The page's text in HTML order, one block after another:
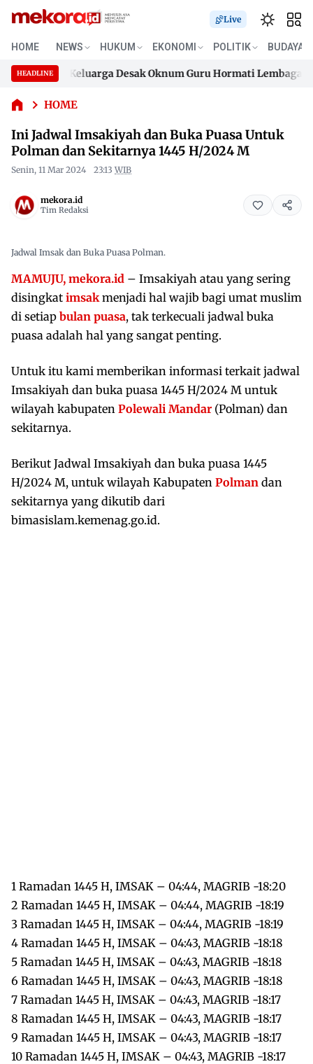
Live
HOME NEWS HUKUM EKONOMI POLITIK BUDAYA
HEADLINE
Baik, Keluarga Desak Oknum Guru Hormati Lembaga
Baik, Keluarga Desak Oknum Guru Hormati Lembaga
HOME
Imsakiyah
dan Buka
Puasa
Polman
dan
Sekitarnya
1445
H/2024 M
Ini Jadwal Imsakiyah dan Buka Puasa Untuk
Polman dan Sekitarnya 1445 H/2024 M
Senin, 11 Mar 2024 23:13 WIB
mekora.id
Tim Redaksi
Jadwal Imsak dan Buka Puasa Polman.
MAMUJU, mekora.id – Imsakiyah atau yang sering
disingkat imsak menjadi hal wajib bagi umat muslim
di setiap bulan puasa, tak terkecuali jadwal buka
puasa adalah hal yang sangat penting.
Untuk itu kami memberikan informasi terkait jadwal
Imsakiyah dan buka puasa 1445 H/2024 M untuk
wilayah kabupaten Polewali Mandar(Polman) dan
sekitarnya.
Berikut Jadwal Imsakiyah dan buka puasa 1445
H/2024 M, untuk wilayah Kabupaten Polman dan
sekitarnya yang dikutib dari
bimasislam.kemenag.go.id.
1 Ramadan 1445 H, IMSAK – 04:44, MAGRIB -18:20
2 Ramadan 1445 H, IMSAK – 04:44, MAGRIB -18:19
3 Ramadan 1445 H, IMSAK – 04:44, MAGRIB -18:19
4 Ramadan 1445 H, IMSAK – 04:43, MAGRIB -18:18
5 Ramadan 1445 H, IMSAK – 04:43, MAGRIB -18:18
6 Ramadan 1445 H, IMSAK – 04:43, MAGRIB -18:18
7 Ramadan 1445 H, IMSAK – 04:43, MAGRIB -18:17
8 Ramadan 1445 H, IMSAK – 04:43, MAGRIB -18:17
9 Ramadan 1445 H, IMSAK – 04:43, MAGRIB -18:17
10 Ramadan 1445 H, IMSAK – 04:43, MAGRIB -18:17